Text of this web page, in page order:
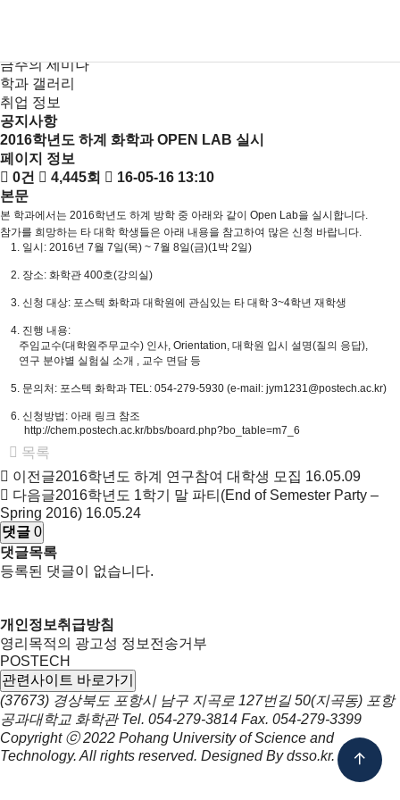
금주의 세미나
학과 갤러리
취업 정보
공지사항
2016학년도 하계 화학과 OPEN LAB 실시
페이지 정보
0건
4,445회
16-05-16 13:10
본문
본 학과에서는 2016학년도 하계 방학 중 아래와 같이 Open Lab을 실시합니다.
참가를 희망하는 타 대학 학생들은 아래 내용을 참고하여 많은 신청 바랍니다.
1. 일시: 2016년 7월 7일(목) ~ 7월 8일(금)(1박 2일)
2. 장소: 화학관 400호(강의실)
3. 신청 대상: 포스텍 화학과 대학원에 관심있는 타 대학 3~4학년 재학생
4. 진행 내용:
주임교수(대학원주무교수) 인사, Orientation, 대학원 입시 설명(질의 응답),
연구 분야별 실험실 소개 , 교수 면담 등
5. 문의처: 포스텍 화학과 TEL: 054-279-5930 (e-mail: jym1231@postech.ac.kr)
6. 신청방법: 아래 링크 참조
http://chem.postech.ac.kr/bbs/board.php?bo_table=m7_6
목록
이전글2016학년도 하계 연구참여 대학생 모집 16.05.09
다음글2016학년도 1학기 말 파티(End of Semester Party –
Spring 2016) 16.05.24
댓글 0
댓글목록
등록된 댓글이 없습니다.
개인정보취급방침
영리목적의 광고성 정보전송거부
POSTECH
관련사이트 바로가기
(37673) 경상북도 포항시 남구 지곡로 127번길 50(지곡동) 포항
공과대학교 화학관 Tel. 054-279-3814 Fax. 054-279-3399
Copyright ⓒ 2022 Pohang University of Science and
Technology. All rights reserved. Designed Bydsso.kr.